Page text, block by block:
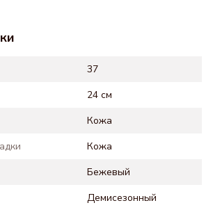
37
24 см
Кожа
Кожа
Бежевый
Демисезонный